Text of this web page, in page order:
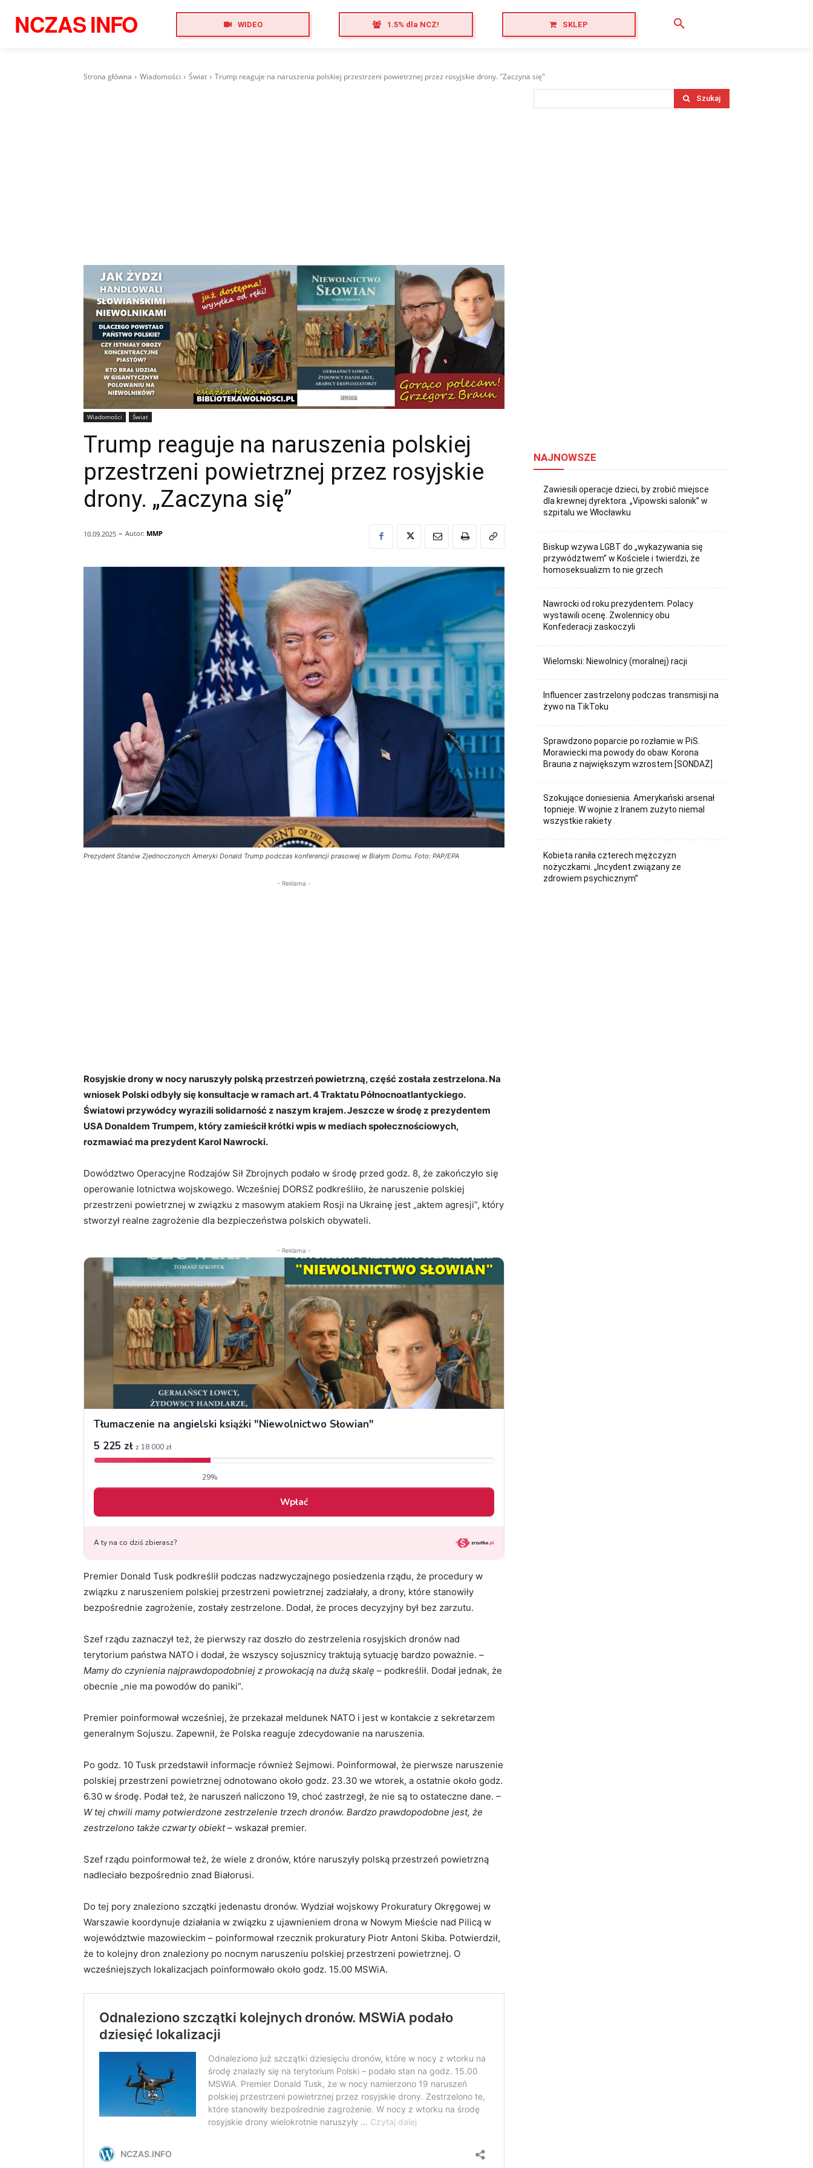
NCZASINFO WIDEO 1.5% dla NCZ! SKLEP
Strona główna Wiadomości Świat Trump reaguje na naruszenia polskiej przestrzeni powietrznej przez rosyjskie drony. "Zaczyna się"
Wiadomości Świat
Trump reaguje na naruszenia polskiej
przestrzeni powietrznej przez rosyjskie
drony. „Zaczyna się”
10.09.2025 - Autor: MMP
Prezydent Stanów Zjednoczonych Ameryki Donald Trump podczas konferencji prasowej w Białym Domu. Foto: PAP/EPA
- Reklama -
Rosyjskie drony w nocy naruszyły polską przestrzeń powietrzną, część została zestrzelona. Na
wniosek Polski odbyły się konsultacje w ramach art. 4 Traktatu Północnoatlantyckiego.
Światowi przywódcy wyrazili solidarność z naszym krajem. Jeszcze w środę z prezydentem
USA Donaldem Trumpem, który zamieścił krótki wpis w mediach społecznościowych,
rozmawiać ma prezydent Karol Nawrocki.
Dowództwo Operacyjne Rodzajów Sił Zbrojnych podało w środę przed godz. 8, że zakończyło się
operowanie lotnictwa wojskowego. Wcześniej DORSZ podkreśliło, że naruszenie polskiej
przestrzeni powietrznej w związku z masowym atakiem Rosji na Ukrainę jest „aktem agresji”, który
stworzył realne zagrożenie dla bezpieczeństwa polskich obywateli.
- Reklama -
Premier Donald Tusk podkreślił podczas nadzwyczajnego posiedzenia rządu, że procedury w
związku z naruszeniem polskiej przestrzeni powietrznej zadziałały, a drony, które stanowiły
bezpośrednie zagrożenie, zostały zestrzelone. Dodał, że proces decyzyjny był bez zarzutu.
Szef rządu zaznaczył też, że pierwszy raz doszło do zestrzelenia rosyjskich dronów nad
terytorium państwa NATO i dodał, że wszyscy sojusznicy traktują sytuację bardzo poważnie. –
Mamy do czynienia najprawdopodobniej z prowokacją na dużą skalę – podkreślił. Dodał jednak, że
obecnie „nie ma powodów do paniki”.
Premier poinformował wcześniej, że przekazał meldunek NATO i jest w kontakcie z sekretarzem
generalnym Sojuszu. Zapewnił, że Polska reaguje zdecydowanie na naruszenia.
Po godz. 10 Tusk przedstawił informacje również Sejmowi. Poinformował, że pierwsze naruszenie
polskiej przestrzeni powietrznej odnotowano około godz. 23.30 we wtorek, a ostatnie około godz.
6.30 w środę. Podał też, że naruszeń naliczono 19, choć zastrzegł, że nie są to ostateczne dane. –
W tej chwili mamy potwierdzone zestrzelenie trzech dronów. Bardzo prawdopodobne jest, że
zestrzelono także czwarty obiekt– wskazał premier.
Szef rządu poinformował też, że wiele z dronów, które naruszyły polską przestrzeń powietrzną
nadleciało bezpośrednio znad Białorusi.
Do tej pory znaleziono szczątki jedenastu dronów. Wydział wojskowy Prokuratury Okręgowej w
Warszawie koordynuje działania w związku z ujawnieniem drona w Nowym Mieście nad Pilicą w
województwie mazowieckim – poinformował rzecznik prokuratury Piotr Antoni Skiba. Potwierdził,
że to kolejny dron znaleziony po nocnym naruszeniu polskiej przestrzeni powietrznej. O
wcześniejszych lokalizacjach poinformowało około godz. 15.00 MSWiA.
Szukaj
NAJNOWSZE
Zawiesili operacje dzieci, by zrobić miejsce
dla krewnej dyrektora. „Vipowski salonik” w
szpitalu we Włocławku
Biskup wzywa LGBT do „wykazywania się
przywództwem” w Kościele i twierdzi, że
homoseksualizm to nie grzech
Nawrocki od roku prezydentem. Polacy
wystawili ocenę. Zwolennicy obu
Konfederacji zaskoczyli
Wielomski: Niewolnicy (moralnej) racji
Influencer zastrzelony podczas transmisji na
żywo na TikToku
Sprawdzono poparcie po rozłamie w PiS.
Morawiecki ma powody do obaw. Korona
Brauna z największym wzrostem [SONDAŻ]
Szokujące doniesienia. Amerykański arsenał
topnieje. W wojnie z Iranem zużyto niemal
wszystkie rakiety
Kobieta raniła czterech mężczyzn
nożyczkami. „Incydent związany ze
zdrowiem psychicznym”